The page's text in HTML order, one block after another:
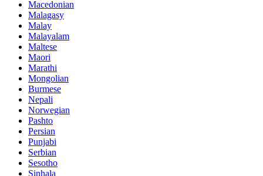
Macedonian
Malagasy
Malay
Malayalam
Maltese
Maori
Marathi
Mongolian
Burmese
Nepali
Norwegian
Pashto
Persian
Punjabi
Serbian
Sesotho
Sinhala